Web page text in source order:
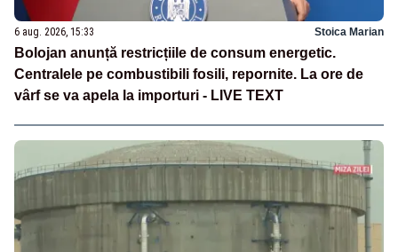
6 aug. 2026, 15:33 Stoica Marian
Bolojan anunță restricțiile de consum energetic.
Centralele pe combustibili fosili, repornite. La ore de
vârf se va apela la importuri - LIVE TEXT